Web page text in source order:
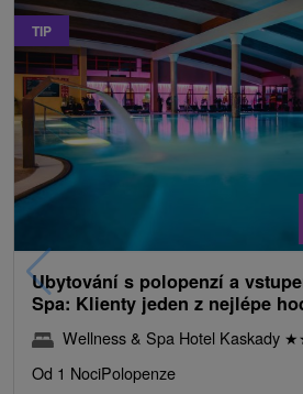
TIP
Ubytování s polopenzí a
Spa: Klienty jeden z nejlépe
Wellness & Spa Hotel Kaskady ★
Od 1 NociPolopenze